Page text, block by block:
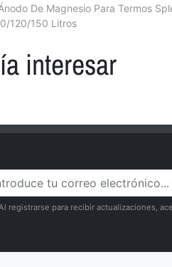
De Magnesio Para Termos
120/150 Litros
interesar
registrarse para recibir actualizaciones,